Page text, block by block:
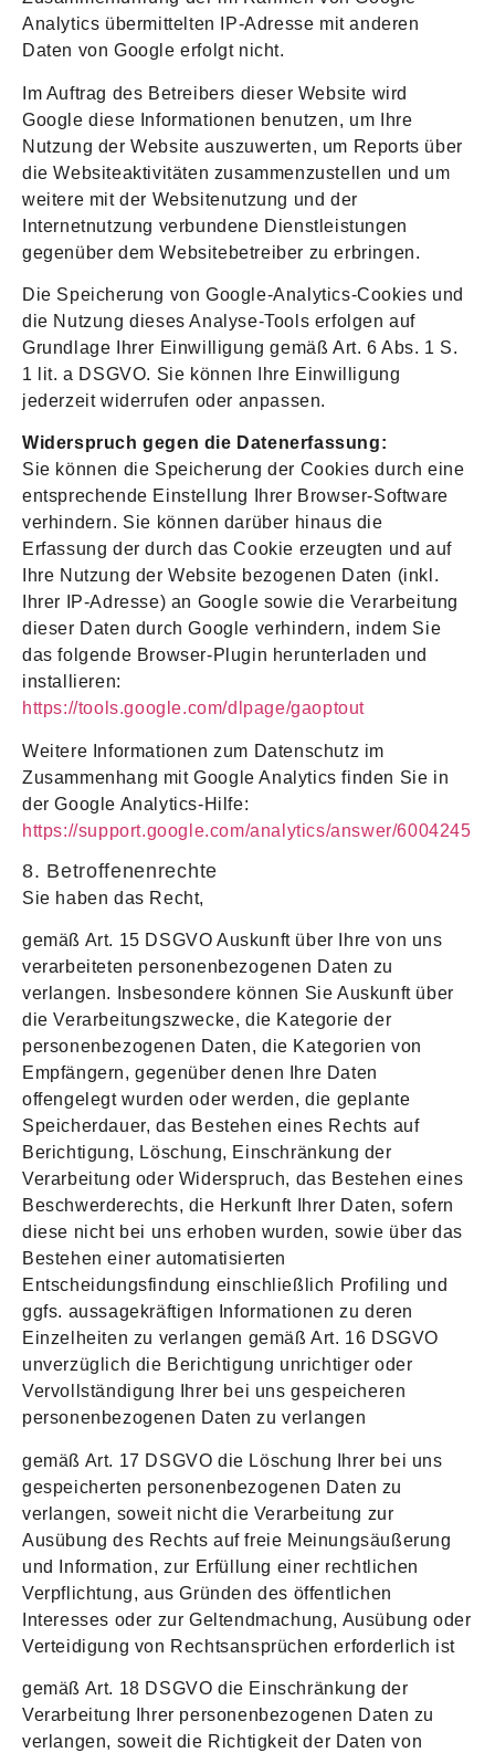
Analytics übermittelten IP-Adresse mit anderen
Daten von Google erfolgt nicht.
Im Auftrag des Betreibers dieser Website wird
Google diese Informationen benutzen, um Ihre
Nutzung der Website auszuwerten, um Reports über
die Websiteaktivitäten zusammenzustellen und um
weitere mit der Websitenutzung und der
Internetnutzung verbundene Dienstleistungen
gegenüber dem Websitebetreiber zu erbringen.
Die Speicherung von Google-Analytics-Cookies und
die Nutzung dieses Analyse-Tools erfolgen auf
Grundlage Ihrer Einwilligung gemäß Art. 6 Abs. 1 S.
1 lit. a DSGVO. Sie können Ihre Einwilligung
jederzeit widerrufen oder anpassen.
Widerspruch gegen die Datenerfassung:
Sie können die Speicherung der Cookies durch eine
entsprechende Einstellung Ihrer Browser-Software
verhindern. Sie können darüber hinaus die
Erfassung der durch das Cookie erzeugten und auf
Ihre Nutzung der Website bezogenen Daten (inkl.
Ihrer IP-Adresse) an Google sowie die Verarbeitung
dieser Daten durch Google verhindern, indem Sie
das folgende Browser-Plugin herunterladen und
installieren:
https://tools.google.com/dlpage/gaoptout
Weitere Informationen zum Datenschutz im
Zusammenhang mit Google Analytics finden Sie in
der Google Analytics-Hilfe:
https://support.google.com/analytics/answer/6004245
8. Betroffenenrechte
Sie haben das Recht,
gemäß Art. 15 DSGVO Auskunft über Ihre von uns
verarbeiteten personenbezogenen Daten zu
verlangen. Insbesondere können Sie Auskunft über
die Verarbeitungszwecke, die Kategorie der
personenbezogenen Daten, die Kategorien von
Empfängern, gegenüber denen Ihre Daten
offengelegt wurden oder werden, die geplante
Speicherdauer, das Bestehen eines Rechts auf
Berichtigung, Löschung, Einschränkung der
Verarbeitung oder Widerspruch, das Bestehen eines
Beschwerderechts, die Herkunft Ihrer Daten, sofern
diese nicht bei uns erhoben wurden, sowie über das
Bestehen einer automatisierten
Entscheidungsfindung einschließlich Profiling und
ggfs. aussagekräftigen Informationen zu deren
Einzelheiten zu verlangen gemäß Art. 16 DSGVO
unverzüglich die Berichtigung unrichtiger oder
Vervollständigung Ihrer bei uns gespeicheren
personenbezogenen Daten zu verlangen
gemäß Art. 17 DSGVO die Löschung Ihrer bei uns
gespeicherten personenbezogenen Daten zu
verlangen, soweit nicht die Verarbeitung zur
Ausübung des Rechts auf freie Meinungsäußerung
und Information, zur Erfüllung einer rechtlichen
Verpflichtung, aus Gründen des öffentlichen
Interesses oder zur Geltendmachung, Ausübung oder
Verteidigung von Rechtsansprüchen erforderlich ist
gemäß Art. 18 DSGVO die Einschränkung der
Verarbeitung Ihrer personenbezogenen Daten zu
verlangen, soweit die Richtigkeit der Daten von